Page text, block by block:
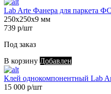
Lab Arte Фанера для паркета
250х250х9 мм
739 р/шт
Под заказ
В корзину Добавлен
Клей однокомпонентный Lab
15 000 р/шт